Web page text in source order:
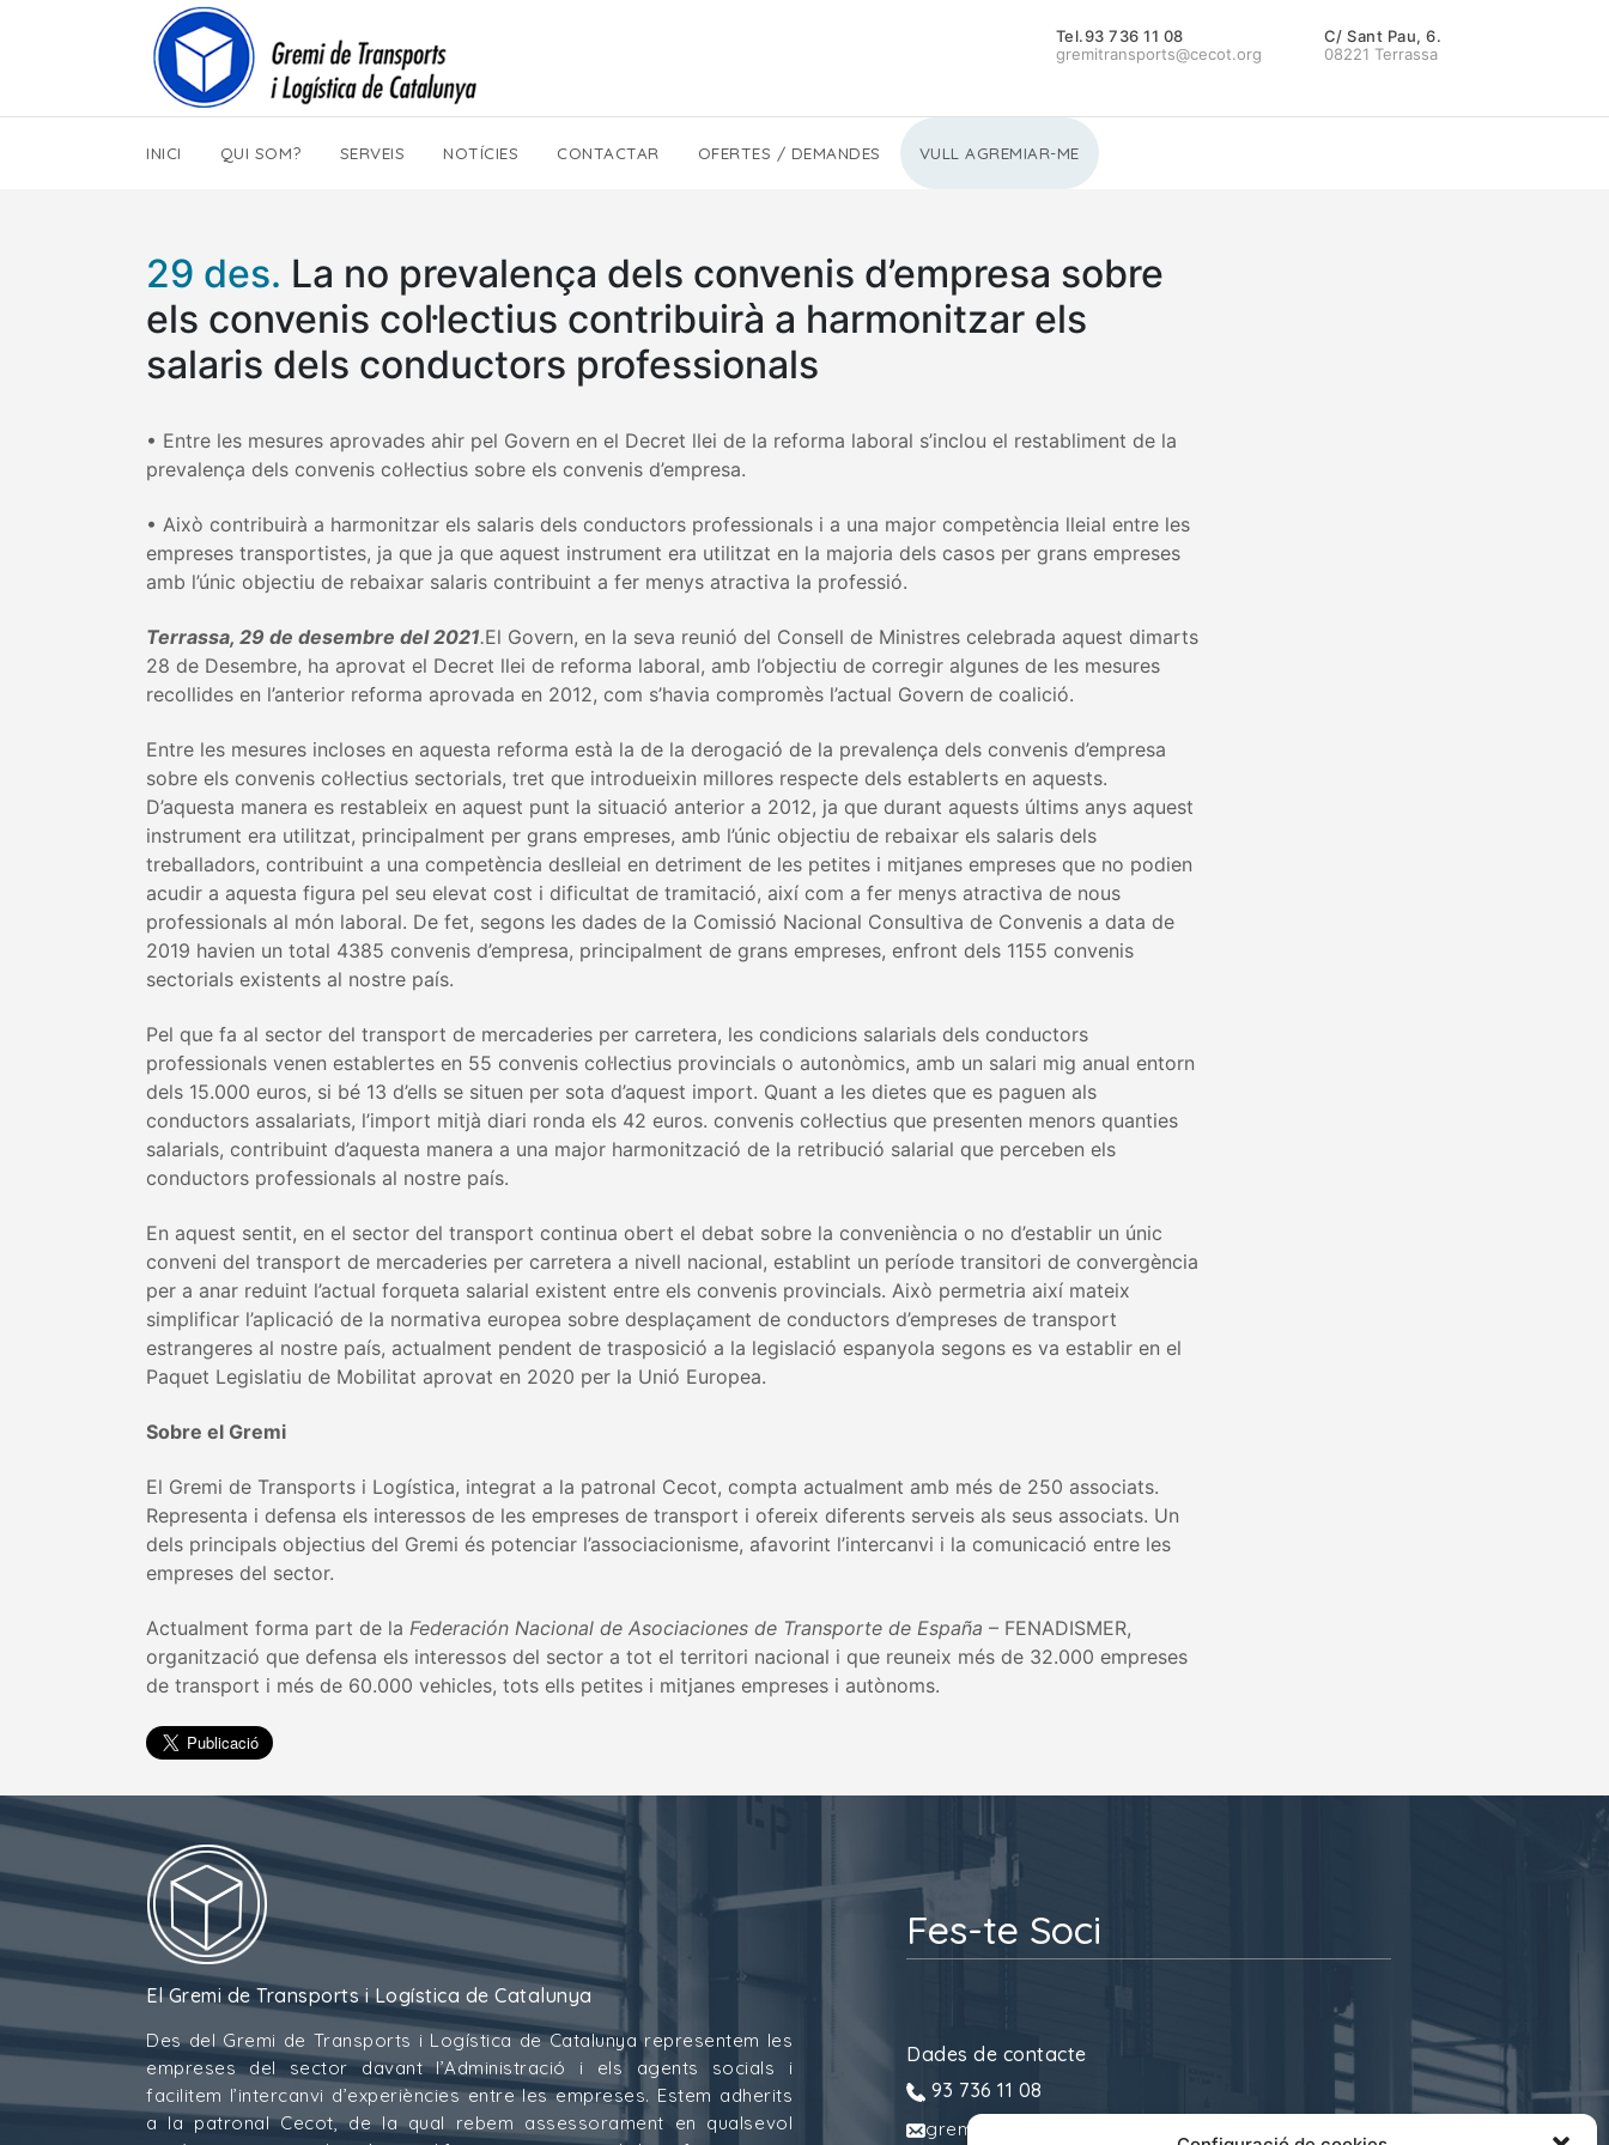
Tel.93 736 11 08
gremitransports@cecot.org
C/ Sant Pau, 6.
08221 Terrassa
INICI QUI SOM? SERVEIS NOTÍCIES CONTACTAR OFERTES / DEMANDES VULL AGREMIAR-ME
29 des. La no prevalença dels convenis d’empresa sobre
els convenis col·lectius contribuirà a harmonitzar els
salaris dels conductors professionals
• Entre les mesures aprovades ahir pel Govern en el Decret llei de la reforma laboral s’inclou el restabliment de la
prevalença dels convenis col·lectius sobre els convenis d’empresa.
• Això contribuirà a harmonitzar els salaris dels conductors professionals i a una major competència lleial entre les
empreses transportistes, ja que ja que aquest instrument era utilitzat en la majoria dels casos per grans empreses
amb l’únic objectiu de rebaixar salaris contribuint a fer menys atractiva la professió.
Terrassa, 29 de desembre del 2021.El Govern, en la seva reunió del Consell de Ministres celebrada aquest dimarts
28 de Desembre, ha aprovat el Decret llei de reforma laboral, amb l’objectiu de corregir algunes de les mesures
recollides en l’anterior reforma aprovada en 2012, com s’havia compromès l’actual Govern de coalició.
Entre les mesures incloses en aquesta reforma està la de la derogació de la prevalença dels convenis d’empresa
sobre els convenis col·lectius sectorials, tret que introdueixin millores respecte dels establerts en aquests.
D’aquesta manera es restableix en aquest punt la situació anterior a 2012, ja que durant aquests últims anys aquest
instrument era utilitzat, principalment per grans empreses, amb l’únic objectiu de rebaixar els salaris dels
treballadors, contribuint a una competència deslleial en detriment de les petites i mitjanes empreses que no podien
acudir a aquesta figura pel seu elevat cost i dificultat de tramitació, així com a fer menys atractiva de nous
professionals al món laboral. De fet, segons les dades de la Comissió Nacional Consultiva de Convenis a data de
2019 havien un total 4385 convenis d’empresa, principalment de grans empreses, enfront dels 1155 convenis
sectorials existents al nostre país.
Pel que fa al sector del transport de mercaderies per carretera, les condicions salarials dels conductors
professionals venen establertes en 55 convenis col·lectius provincials o autonòmics, amb un salari mig anual entorn
dels 15.000 euros, si bé 13 d’ells se situen per sota d’aquest import. Quant a les dietes que es paguen als
conductors assalariats, l’import mitjà diari ronda els 42 euros. convenis col·lectius que presenten menors quanties
salarials, contribuint d’aquesta manera a una major harmonització de la retribució salarial que perceben els
conductors professionals al nostre país.
En aquest sentit, en el sector del transport continua obert el debat sobre la conveniència o no d’establir un únic
conveni del transport de mercaderies per carretera a nivell nacional, establint un període transitori de convergència
per a anar reduint l’actual forqueta salarial existent entre els convenis provincials. Això permetria així mateix
simplificar l’aplicació de la normativa europea sobre desplaçament de conductors d’empreses de transport
estrangeres al nostre país, actualment pendent de trasposició a la legislació espanyola segons es va establir en el
Paquet Legislatiu de Mobilitat aprovat en 2020 per la Unió Europea.
Sobre el Gremi
El Gremi de Transports i Logística, integrat a la patronal Cecot, compta actualment amb més de 250 associats.
Representa i defensa els interessos de les empreses de transport i ofereix diferents serveis als seus associats. Un
dels principals objectius del Gremi és potenciar l’associacionisme, afavorint l’intercanvi i la comunicació entre les
empreses del sector.
Actualment forma part de la Federación Nacional de Asociaciones de Transporte de España – FENADISMER,
organització que defensa els interessos del sector a tot el territori nacional i que reuneix més de 32.000 empreses
de transport i més de 60.000 vehicles, tots ells petites i mitjanes empreses i autònoms.
El Gremi de Transports i Logística de Catalunya
Des del Gremi de Transports i Logística de Catalunya representem les
empreses del sector davant l’Administració i els agents socials i
facilitem l’intercanvi d’experiències entre les empreses. Estem adherits
a la patronal Cecot, de la qual rebem assessorament en qualsevol
Fes-te Soci
Dades de contacte
93 736 11 08
gremitransports@cecot.org